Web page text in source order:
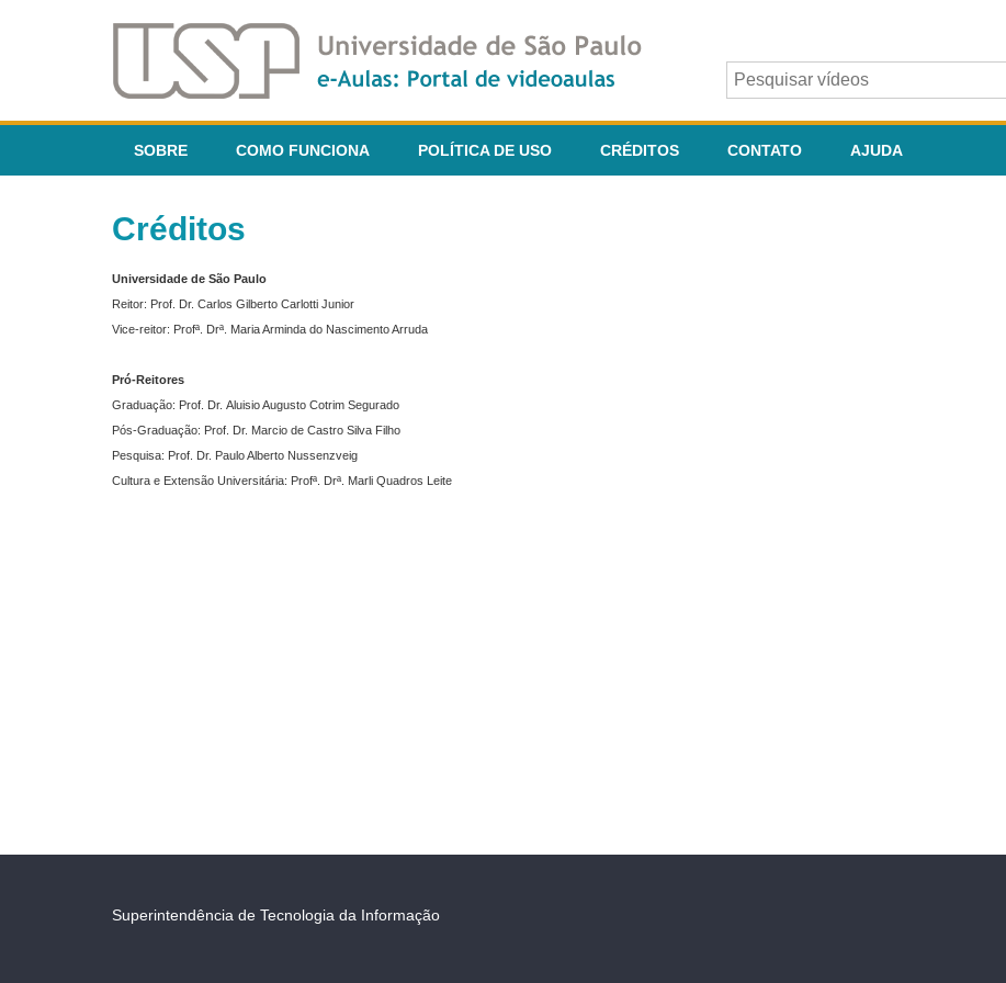
SOBRE COMO FUNCIONA POLÍTICA DE USO CRÉDITOS CONTATO AJUDA
Créditos
Universidade de São Paulo
Reitor: Prof. Dr. Carlos Gilberto Carlotti Junior
Vice-reitor: Profª. Drª. Maria Arminda do Nascimento Arruda
Pró-Reitores
Graduação: Prof. Dr. Aluisio Augusto Cotrim Segurado
Pós-Graduação: Prof. Dr. Marcio de Castro Silva Filho
Pesquisa: Prof. Dr. Paulo Alberto Nussenzveig
Cultura e Extensão Universitária: Profª. Drª. Marli Quadros Leite
Superintendência de Tecnologia da Informação